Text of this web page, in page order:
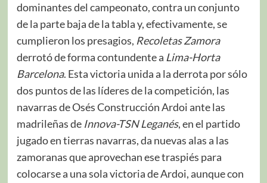
dominantes del campeonato, contra un conjunto
de la parte baja de la tabla y, efectivamente, se
cumplieron los presagios, Recoletas Zamora
derrotó de forma contundente a Lima-Horta
Barcelona. Esta victoria unida a la derrota por sólo
dos puntos de las líderes de la competición, las
navarras de Osés Construcción Ardoi ante las
madrileñas de Innova-TSN Leganés, en el partido
jugado en tierras navarras, da nuevas alas a las
zamoranas que aprovechan ese traspiés para
colocarse a una sola victoria de Ardoi, aunque con